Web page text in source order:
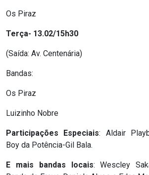
Blog
BRASIL
CÂMARA
DE
Os Piraz
Terça- 13.02/15h30
(Saída: Av. Centenária)
Bandas:
Os Piraz
Luizinho Nobre
Participações Especiais: Aldair
Boy da Potência-Gil Bala.
E mais bandas locais: Wescley